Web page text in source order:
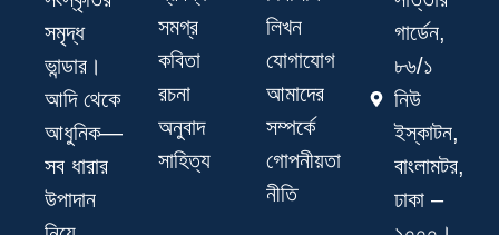
সমৃদ্ধ
ভান্ডার।
আদি থেকে
আধুনিক—
সব ধারার
উপাদান
সমগ্র
কবিতা
রচনা
অনুবাদ
সাহিত্য
লিখন
যোগাযোগ
আমাদের
সম্পর্কে
গোপনীয়তা
নীতি
গার্ডেন,
৮৬/১
নিউ
ইস্কাটন,
বাংলামটর,
ঢাকা –